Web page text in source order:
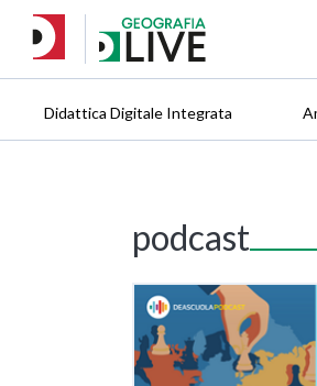
Didattica Digitale Integrata
podcast